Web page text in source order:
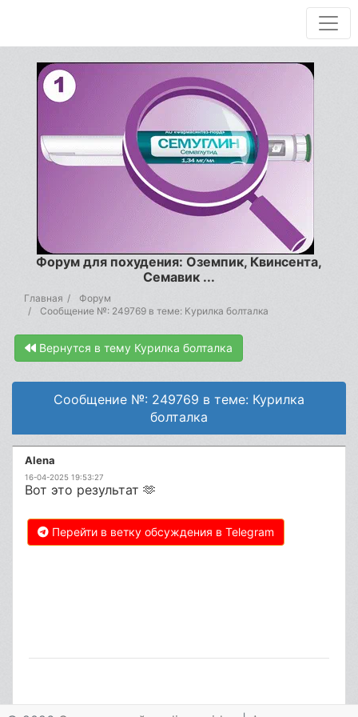
Форум для похудения: Оземпик, Квинсента,
Семавик ...
Главная
Форум
Сообщение №: 249769 в теме: Курилка болталка
Вернутся в тему Курилка болталка
Сообщение №: 249769 в теме: Курилка
болталка
Alena
16-04-2025 19:53:27
Вот это результат 🫶
Перейти в ветку обсуждения в Telegram